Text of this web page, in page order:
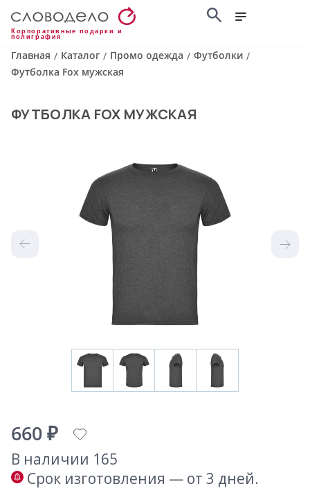
Корпоративные подарки и
полиграфия
Главная / Каталог / Промо одежда / Футболки /
Футболка Fox мужская
ФУТБОЛКА FOX МУЖСКАЯ
660 ₽
В наличии 165
Срок изготовления — от 3 дней.